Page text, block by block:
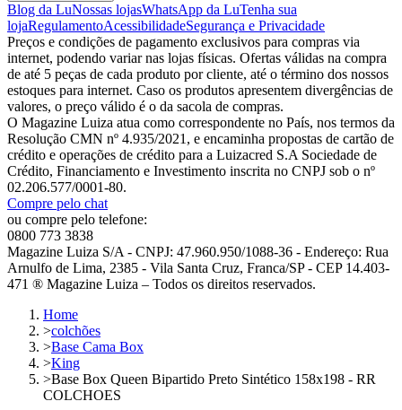
Blog da LuNossas lojasWhatsApp da LuTenha sua
lojaRegulamentoAcessibilidadeSegurança e Privacidade
Preços e condições de pagamento exclusivos para compras via
internet, podendo variar nas lojas físicas. Ofertas válidas na compra
de até 5 peças de cada produto por cliente, até o término dos nossos
estoques para internet. Caso os produtos apresentem divergências de
valores, o preço válido é o da sacola de compras.
O Magazine Luiza atua como correspondente no País, nos termos da
Resolução CMN nº 4.935/2021, e encaminha propostas de cartão de
crédito e operações de crédito para a Luizacred S.A Sociedade de
Crédito, Financiamento e Investimento inscrita no CNPJ sob o nº
02.206.577/0001-80.
Compre pelo chat
ou compre pelo telefone:
0800 773 3838
Magazine Luiza S/A - CNPJ: 47.960.950/1088-36 - Endereço: Rua
Arnulfo de Lima, 2385 - Vila Santa Cruz, Franca/SP - CEP 14.403-
471 ® Magazine Luiza – Todos os direitos reservados.
Home
>colchões
>Base Cama Box
>King
>Base Box Queen Bipartido Preto Sintético 158x198 - RR
COLCHOES